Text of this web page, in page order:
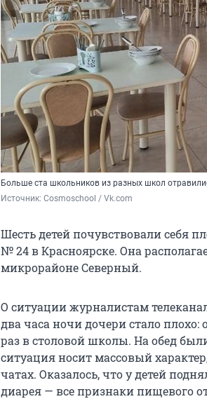
Больше ста школьников из разных школ
Источник: Cosmoschool / Vk.com
Шесть детей почувствовали себя
№ 24 в Красноярске. Она
микрорайоне Северный.
О ситуации журналистам
два часа ночи дочери стало плохо:
раз в столовой школы. На обед
ситуация носит массовый
чатах. Оказалось, что у детей
диарея — все признаки пищевого